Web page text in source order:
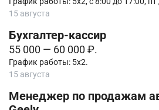
15 августа
Бухгалтер-кассир
55 000 — 60 000 ₽.
График работы: 5х2.
15 августа
Менеджер по продажам